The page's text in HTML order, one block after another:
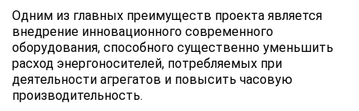
Одним из главных преимуществ проекта является
внедрение инновационного современного
оборудования, способного существенно уменьшить
расход энергоносителей, потребляемых при
деятельности агрегатов и повысить часовую
производительность.